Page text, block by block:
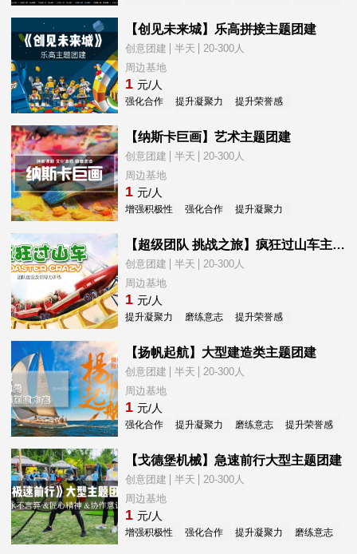
【创见未来城】乐高拼接主题团建
创意团建 半天
20-300人
周边基地
1 元/人
强化合作 提升凝聚力 提升荣誉感
【纳斯卡巨画】艺术主题团建
创意团建 半天
20-300人
周边基地
1 元/人
增强积极性 强化合作 提升凝聚力
【超级团队 挑战之旅】疯狂过山车主题团建
创意团建 半天
20-300人
周边基地
1 元/人
提升凝聚力 磨练意志 提升荣誉感
【扬帆起航】大型建造类主题团建
创意团建 半天
20-300人
周边基地
1 元/人
强化合作 提升凝聚力 磨练意志 提升荣誉感
【戈德堡机械】急速前行大型主题团建
创意团建 半天
20-300人
周边基地
1 元/人
增强积极性 强化合作 提升凝聚力 磨练意志